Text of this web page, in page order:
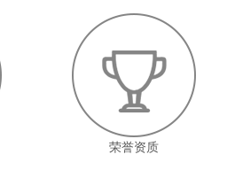
荣誉资质